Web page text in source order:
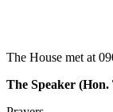
The House met at
The Speaker